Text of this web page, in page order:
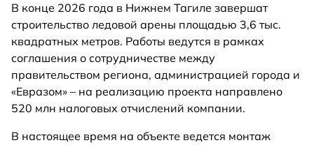
В конце 2026 года в Нижнем Тагиле завершат
строительство ледовой арены площадью 3,6 тыс.
квадратных метров. Работы ведутся в рамках
соглашения о сотрудничестве между
правительством региона, администрацией города и
«Евразом» – на реализацию проекта направлено
520 млн налоговых отчислений компании.
В настоящее время на объекте ведется монтаж